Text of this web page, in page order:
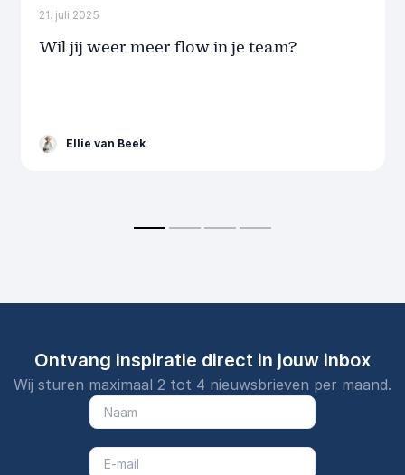
21. juli 2025
Wil jij weer meer flow in je team?
Ellie van Beek
Ontvang inspiratie direct in jouw inbox
Wij sturen maximaal 2 tot 4 nieuwsbrieven per maand.